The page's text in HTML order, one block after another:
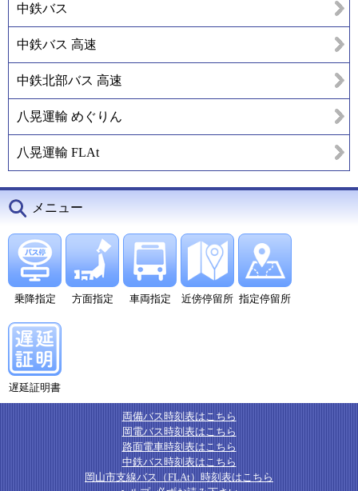
中鉄バス
中鉄バス 高速
中鉄北部バス 高速
八晃運輸 めぐりん
八晃運輸 FLAt
メニュー
乗降指定 方面指定 車両指定 近傍停留所 指定停留所
遅延証明書
両備バス時刻表はこちら
岡電バス時刻表はこちら
路面電車時刻表はこちら
中鉄バス時刻表はこちら
岡山市支線バス（FLAt）時刻表はこちら